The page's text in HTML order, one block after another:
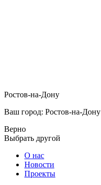
Ростов-на-Дону
Ваш город: Ростов-на-Дону
Верно
Выбрать другой
О нас
Новости
Проекты